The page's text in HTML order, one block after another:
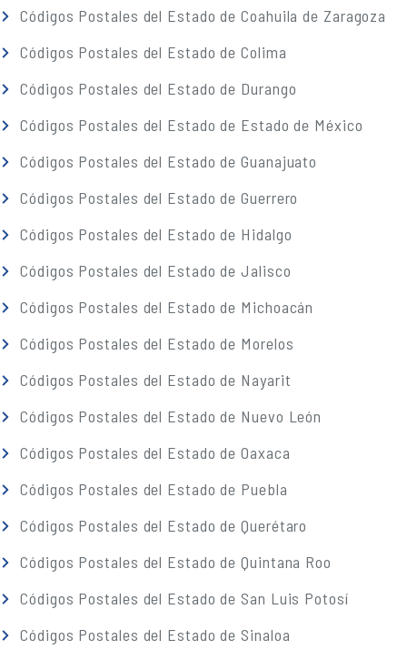
Códigos Postales del Estado de Coahuila de Zaragoza
Códigos Postales del Estado de Colima
Códigos Postales del Estado de Durango
Códigos Postales del Estado de Estado de México
Códigos Postales del Estado de Guanajuato
Códigos Postales del Estado de Guerrero
Códigos Postales del Estado de Hidalgo
Códigos Postales del Estado de Jalisco
Códigos Postales del Estado de Michoacán
Códigos Postales del Estado de Morelos
Códigos Postales del Estado de Nayarit
Códigos Postales del Estado de Nuevo León
Códigos Postales del Estado de Oaxaca
Códigos Postales del Estado de Puebla
Códigos Postales del Estado de Querétaro
Códigos Postales del Estado de Quintana Roo
Códigos Postales del Estado de San Luis Potosí
Códigos Postales del Estado de Sinaloa